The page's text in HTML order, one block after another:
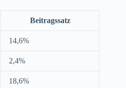
Beitragssatz
14,6%
2,4%
18,6%